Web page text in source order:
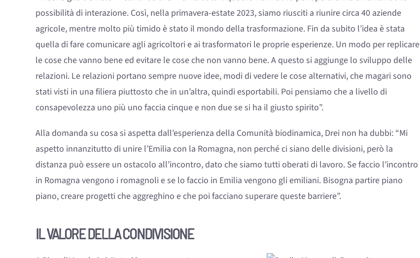
possibilità di interazione. Così, nella primavera-estate 2023, siamo riusciti a riunire circa 40 aziende
agricole, mentre molto più timido è stato il mondo della trasformazione. Fin da subito l’idea è stata
quella di fare comunicare agli agricoltori e ai trasformatori le proprie esperienze. Un modo per replicare
le cose che vanno bene ed evitare le cose che non vanno bene. A questo si aggiunge lo sviluppo delle
relazioni. Le relazioni portano sempre nuove idee, modi di vedere le cose alternativi, che magari sono
stati visti in una filiera piuttosto che in un’altra, quindi esportabili. Poi pensiamo che a livello di
consapevolezza uno più uno faccia cinque e non due se si ha il giusto spirito”.
Alla domanda su cosa si aspetta dall’esperienza della Comunità biodinamica, Drei non ha dubbi: “Mi
aspetto innanzitutto di unire l’Emilia con la Romagna, non perché ci siano delle divisioni, però la
distanza può essere un ostacolo all’incontro, dato che siamo tutti oberati di lavoro. Se faccio l’incontro
in Romagna vengono i romagnoli e se lo faccio in Emilia vengono gli emiliani. Bisogna partire piano
piano, creare progetti che aggreghino e che poi facciano superare queste barriere”.
IL VALORE DELLA CONDIVISIONE